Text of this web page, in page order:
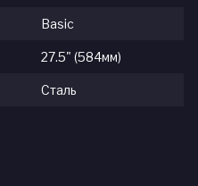
Basic
27.5" (584мм)
Сталь